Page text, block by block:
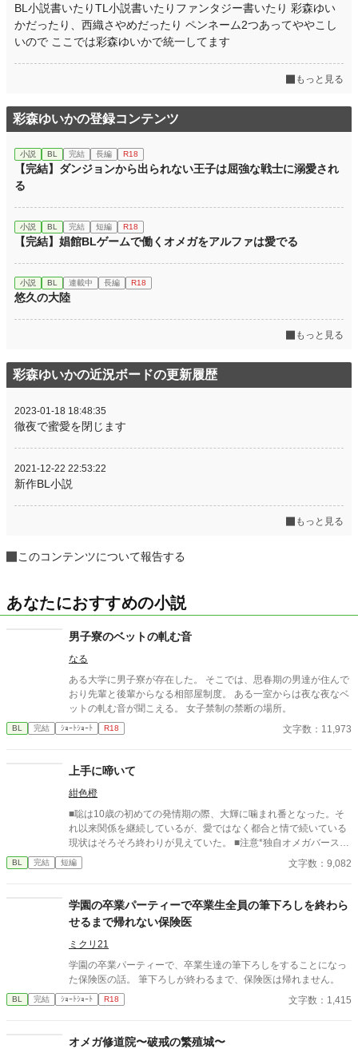
BL小説書いたりTL小説書いたりファンタジー書いたり 彩森ゆい
かだったり、西織さやめだったり ペンネーム2つあってややこし
いので ここでは彩森ゆいかで統一してます
もっと見る
彩森ゆいかの登録コンテンツ
小説 BL 完結 長編 R18
【完結】ダンジョンから出られない王子は屈強な戦士に溺愛され
る
小説 BL 完結 短編 R18
【完結】娼館BLゲームで働くオメガをアルファは愛でる
小説 BL 連載中 長編 R18
悠久の大陸
もっと見る
彩森ゆいかの近況ボードの更新履歴
2023-01-18 18:48:35
徹夜で蜜愛を閉じます
2021-12-22 22:53:22
新作BL小説
もっと見る
このコンテンツについて報告する
あなたにおすすめの小説
男子寮のベットの軋む音
なる
ある大学に男子寮が存在した。 そこでは、思春期の男達が住んで
おり先輩と後輩からなる相部屋制度。 ある一室からは夜な夜なベ
ットの軋む音が聞こえる。 女子禁制の禁断の場所。
BL 完結 ｼｮｰﾄｼｮｰﾄ R18 文字数：11,973
上手に啼いて
紺色橙
■聡は10歳の初めての発情期の際、大輝に噛まれ番となった。そ
れ以来関係を継続しているが、愛ではなく都合と情で続いている
現状はそろそろ終わりが見えていた。 ■注意*独自オメガバース設
定。■『それは愛か本能か』と同じ世界設定です。関係は一切な
し。
BL 完結 短編 文字数：9,082
学園の卒業パーティーで卒業生全員の筆下ろしを終わら
せるまで帰れない保険医
ミクリ21
学園の卒業パーティーで、卒業生達の筆下ろしをすることになっ
た保険医の話。 筆下ろしが終わるまで、保険医は帰れません。
BL 完結 ｼｮｰﾄｼｮｰﾄ R18 文字数：1,415
オメガ修道院〜破戒の繁殖城〜